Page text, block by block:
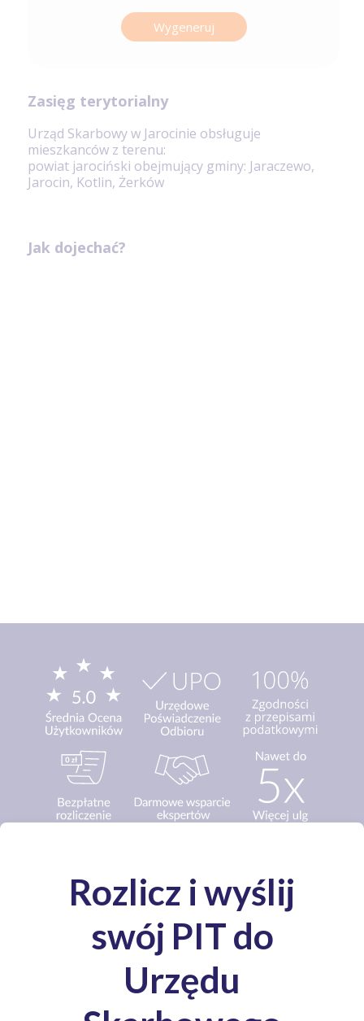
Wygeneruj
Zasięg terytorialny
Urząd Skarbowy w Jarocinie obsługuje
mieszkanców z terenu:
powiat jarociński obejmujący gminy: Jaraczewo,
Jarocin, Kotlin, Żerków
Jak dojechać?